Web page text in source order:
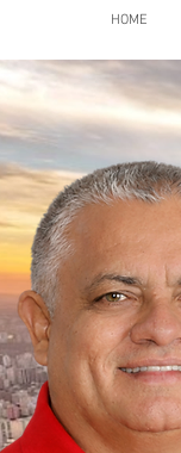
HOME
Página Inicial